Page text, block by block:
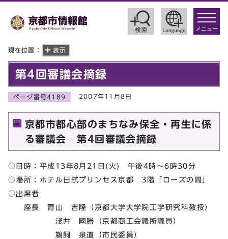
toggle
メニュー
現在位置： 表示
第4回審議会摘録
ページ番号4189 2007年11月8日
京都市都心部のまちなみ保全・再生に係
る審議会 第4回審議会摘録
○日時：平成13年8月21日(火) 午後4時～6時30分
○場所：ホテル日航プリンセス京都 3階「ローズの間」
○出席者
座長 青山 吉隆（京都大学大学院工学研究科教授）
淺井 國勝（京都商工会議所議員）
鵜飼 泉道（市民委員）